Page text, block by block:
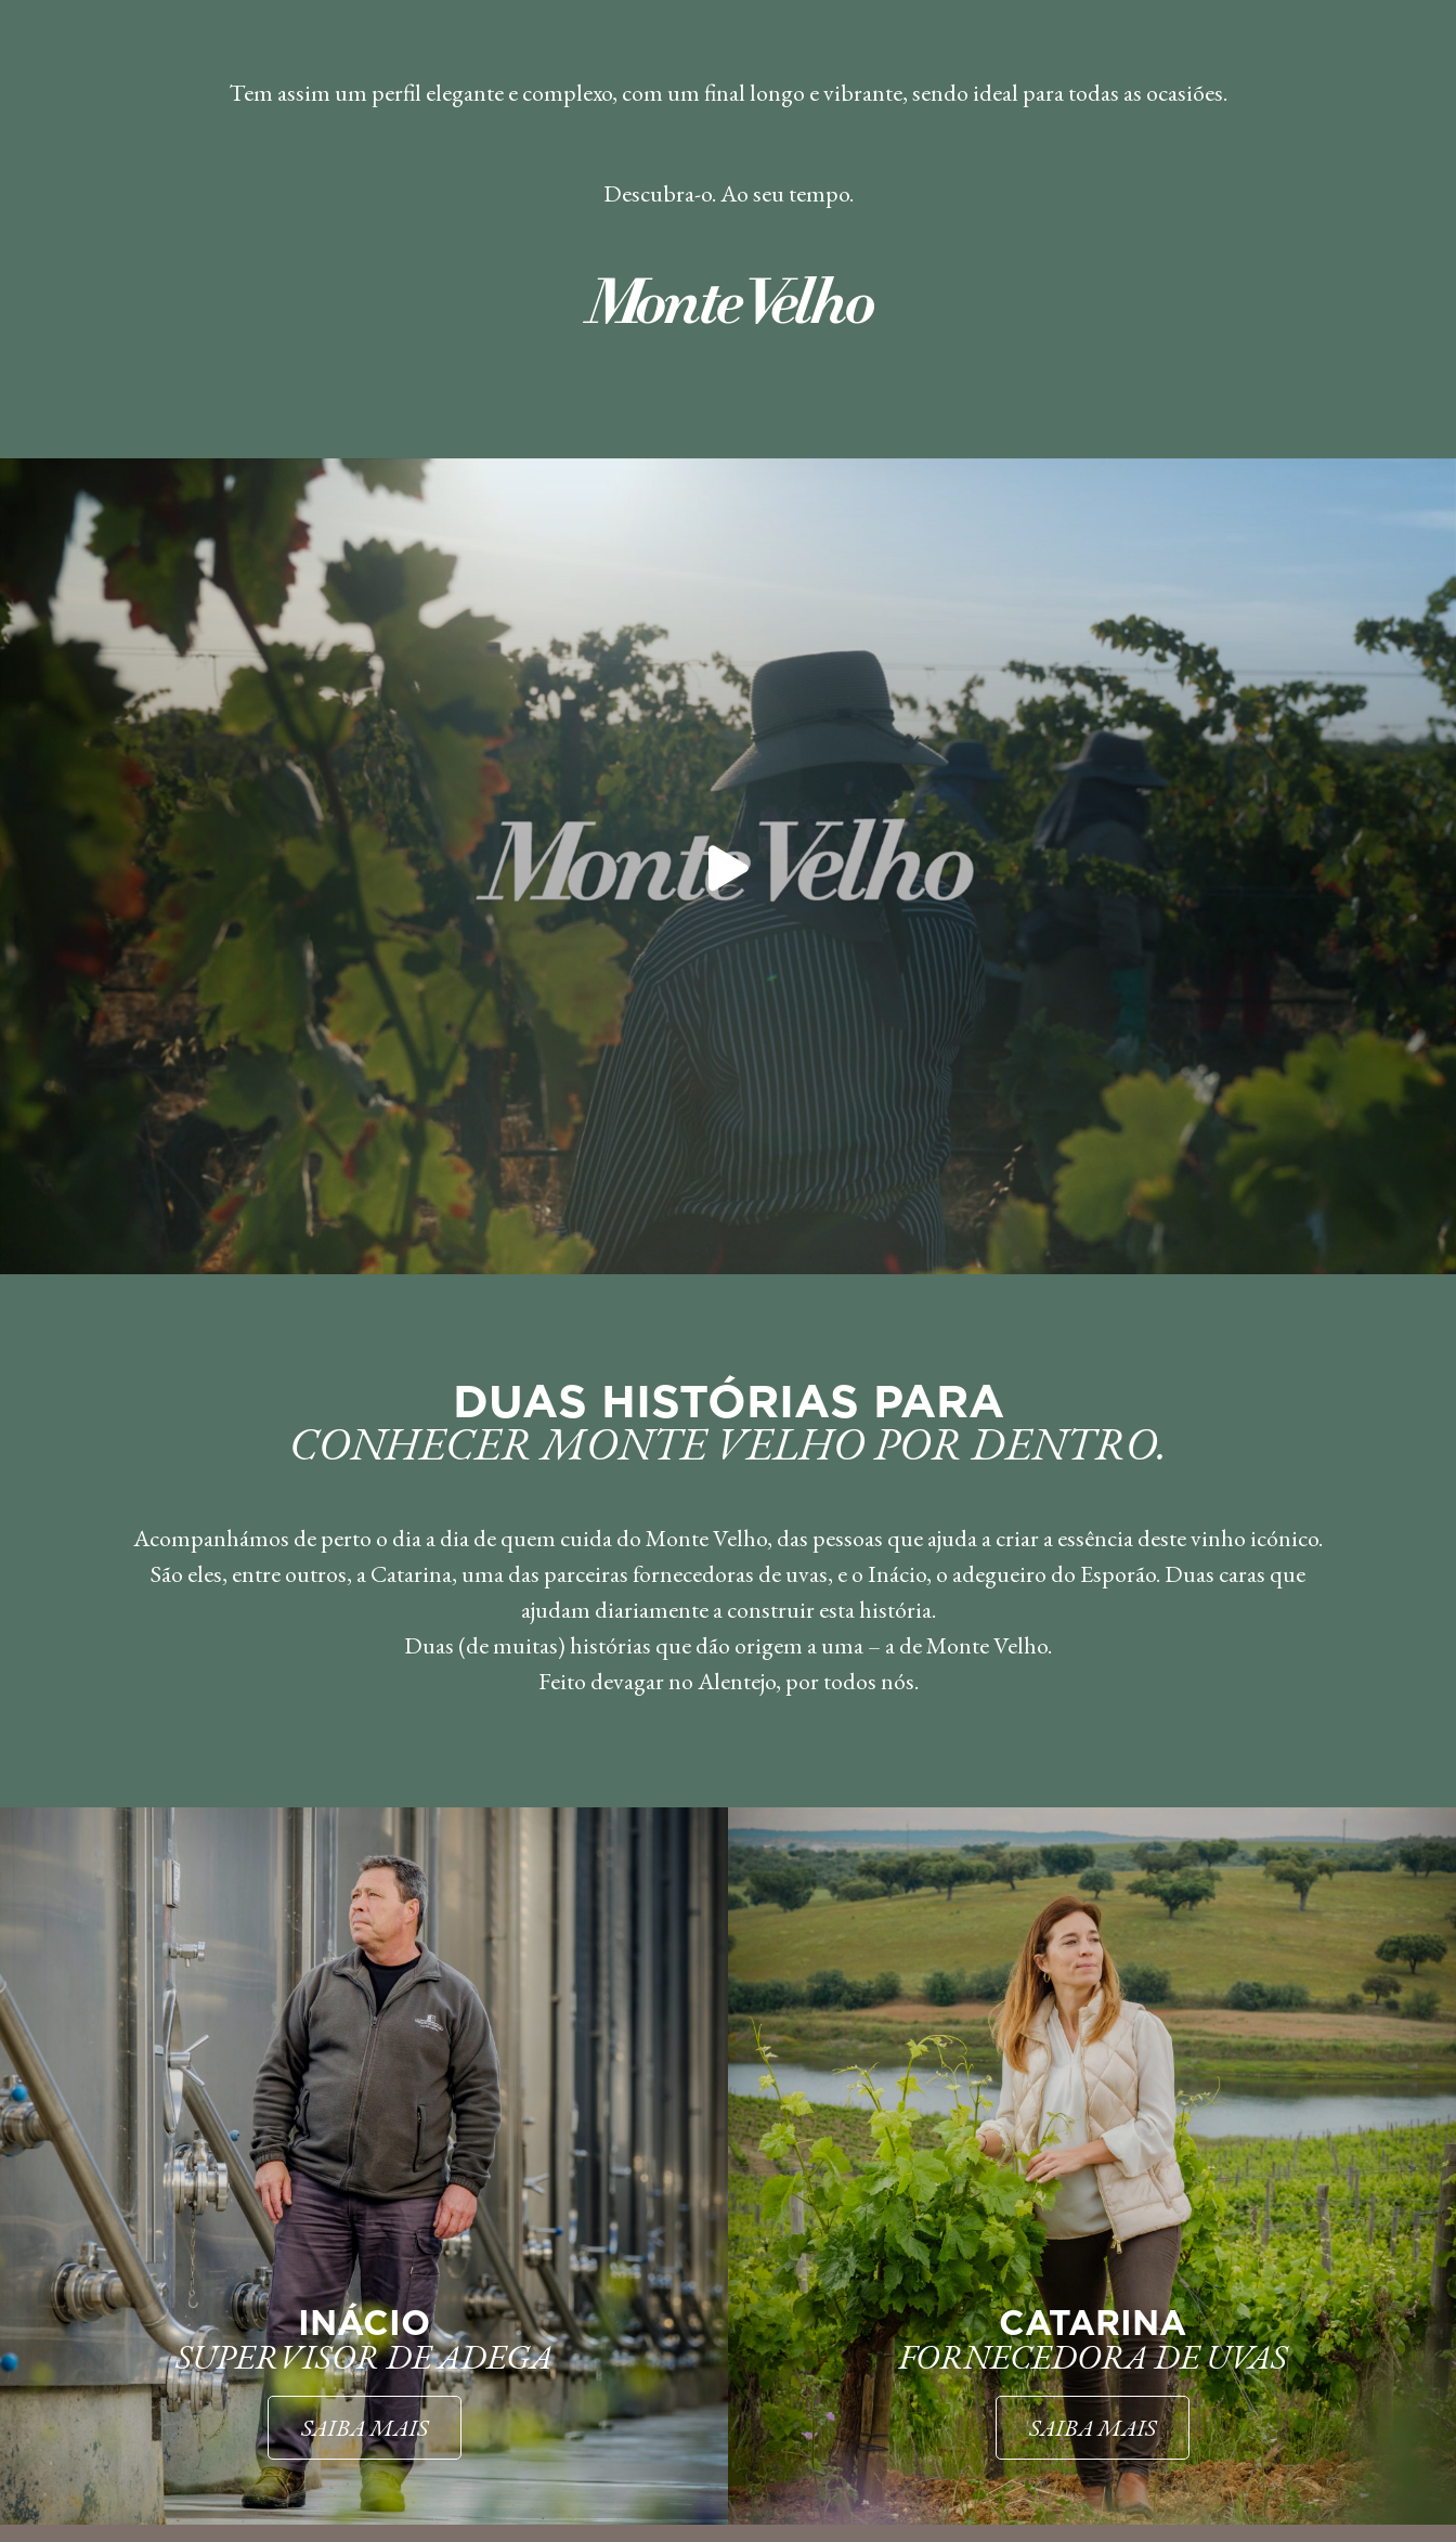
Tem assim um perfil elegante e complexo, com um final longo e vibrante, sendo ideal para todas as ocasiões.
Descubra-o. Ao seu tempo.
DUAS HISTÓRIAS PARA
CONHECER MONTE VELHO POR DENTRO.
Acompanhámos de perto o dia a dia de quem cuida do Monte Velho, das pessoas que ajuda a criar a essência deste vinho icónico.
São eles, entre outros, a Catarina, uma das parceiras fornecedoras de uvas, e o Inácio, o adegueiro do Esporão. Duas caras que
ajudam diariamente a construir esta história.
Duas (de muitas) histórias que dão origem a uma – a de Monte Velho.
Feito devagar no Alentejo, por todos nós.
INÁCIO
SUPERVISOR DE ADEGA
SAIBA MAIS
CATARINA
FORNECEDORA DE UVAS
SAIBA MAIS